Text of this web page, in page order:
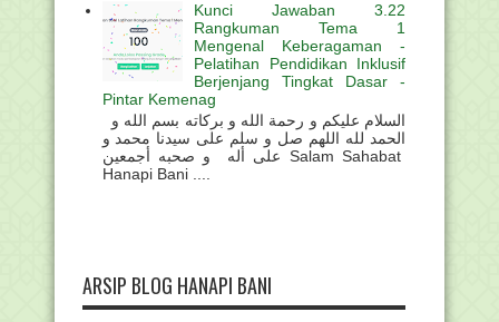
Kunci Jawaban 3.22
Rangkuman Tema 1
Mengenal Keberagaman -
Pelatihan Pendidikan Inklusif
Berjenjang Tingkat Dasar -
Pintar Kemenag
الحمد لله اللهم صل و سلم على سيدنا محمد و
على أله و صحبه أجمعين Salam Sahabat
Hanapi Bani ....
ARSIP BLOG HANAPI BANI